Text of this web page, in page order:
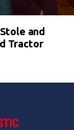
and
Tractor